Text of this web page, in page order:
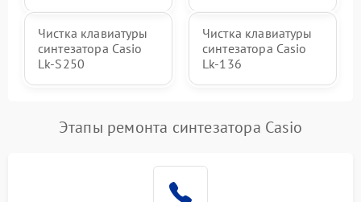
Чистка клавиатуры
синтезатора Casio
Lk-S250
Чистка клавиатуры
синтезатора Casio
Lk-136
Этапы ремонта синтезатора Casio